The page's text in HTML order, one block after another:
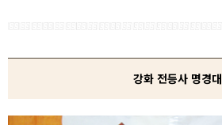
강화 전등사 명경대